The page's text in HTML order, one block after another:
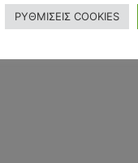
ΡΥΘΜΙΣΕΙΣ COOKIES